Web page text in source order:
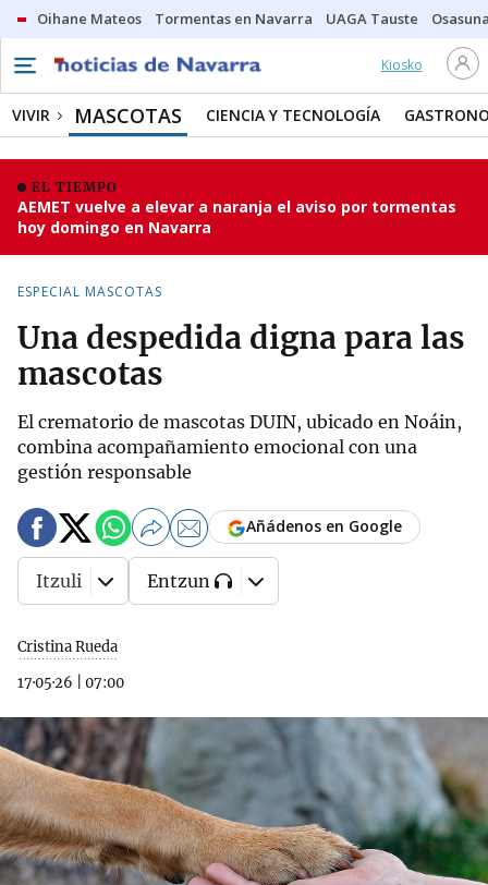
Oihane Mateos Tormentas en Navarra UAGA Tauste
Kiosko
VIVIR MASCOTAS CIENCIA Y TECNOLOGÍA
EL TIEMPO
AEMET vuelve a elevar a naranja el aviso por tormentas
hoy domingo en Navarra
ESPECIAL MASCOTAS
Una despedida digna para las
mascotas
El crematorio de mascotas DUIN, ubicado en Noáin,
combina acompañamiento emocional con una
gestión responsable
Cristina Rueda
17·05·26
07:00
Añádenos en Google
Itzuli Entzun